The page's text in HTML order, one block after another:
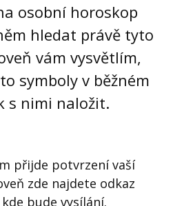
osobní horoskop
hledat právě tyto
vám vysvětlím,
symboly v běžném
s nimi naložit.
přijde potvrzení vaší
zde najdete odkaz
bude vysílání.